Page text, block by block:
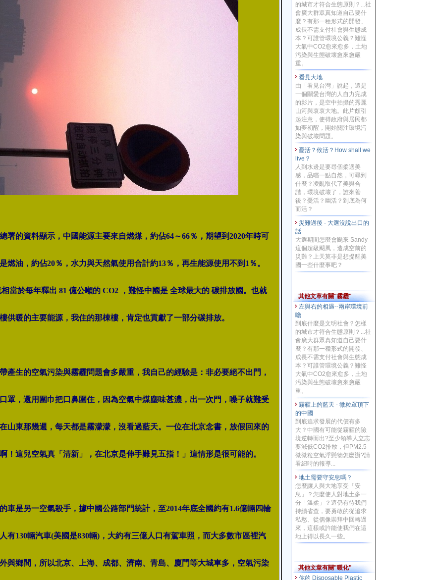
署的資料顯示，中國能源主要來自燃煤，約佔64～66％，期望到2020年時可
燃油，約佔20％，水力與天然氣使用合計約13％，再生能源使用不到1％。
當於每年釋出 81 億公噸的 CO2 ，難怪中國是 全球最大的 碳排放國。也就
供暖的主要能源，我住的那棟樓，肯定也貢獻了一部分碳排放。
產生的空氣污染與霧霾問題會多嚴重，我自己的經驗是：非必要絕不出門，
罩，還用圍巾把口鼻圍住，因為空氣中煤塵味甚濃，出一次門，嗓子就難受
山東那幾週，每天都是霧濛濛，沒看過藍天。一位在北京念書，放假回來的
！這兒空氣真「清新」，在北京是伸手難見五指！」這情形是很可能的。
車是另一空氣殺手，據中國公路部門統計，至2014年底全國約有1.6億輛四輪
有130輛汽車(美國是830輛)，大約有三億人口有駕車照，而大多數市區裡汽
與鄉間，所以北京、上海、成都、濟南、青島、廈門等大城車多，空氣污染
的城市才符合生態原則？...社
會廣大群眾真知道自己要什
麼？有那一種形式的開發、
成長不需支付社會與生態成
本？可誰管環境公義？難怪
大氣中CO2愈來愈多，土地
汚染與生態破壞愈來愈嚴
重。
看見大地
由「看見台灣」說起，這是
一個關愛台灣的人自力完成
的影片，是空中拍攝的秀麗
山河與哀哀大地。此片頗引
起注意，使得政府與居民都
如夢初醒，開始關注環境污
染與破壞問題。
憂活？攸活？How shall we
live？
人到水邊是要尋個柔適美
感，品嚐一點自然，可尋到
什麼？凌亂取代了美與合
諧，環境破壞了，誰來善
後？憂活？幽活？到底為何
而活？
災難過後 - 大選沒說出口的
話
大選期間怎麼會颳來 Sandy
這個超級颶風，造成空前的
災難？上天莫非是想提醒美
國一些什麼事吧？
其他文章有關"霧霾"
左與右的相遇--兩岸環境前
瞻
到底什麼是文明社會？怎樣
的城市才符合生態原則？...社
會廣大群眾真知道自己要什
麼？有那一種形式的開發、
成長不需支付社會與生態成
本？可誰管環境公義？難怪
大氣中CO2愈來愈多，土地
汚染與生態破壞愈來愈嚴
重。
霧霾上的藍天 - 微粒罩頂下
的中國
到底追求發展的代價有多
大？中國有可能從霧霾的險
境逆轉而出?至少領導人立志
要減低CO2排放，但PM2.5
微微粒空氣浮懸物怎麼辦?請
看紐時的報導...
地土需要守安息嗎？
怎麼讓人與大地享受「安
息」？怎麼使人對地土多一
分「溫柔」？這仍有待我們
持續省查，要勇敢的從追求
私慾、從偶像崇拜中回轉過
來，這樣或許能使我們在這
地上得以長久一些。
其他文章有關"暖化"
你的 Disposable Plastic